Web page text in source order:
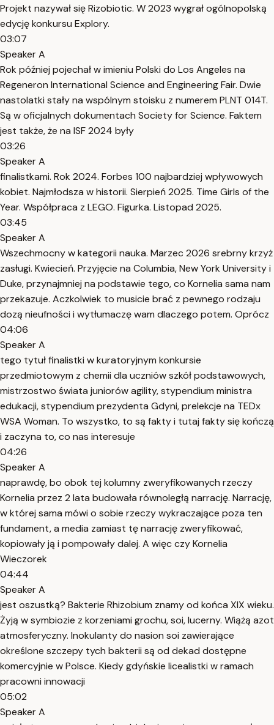
Projekt nazywał się Rizobiotic. W 2023 wygrał ogólnopolską
edycję konkursu Explory.
03:07
Speaker A
Rok później pojechał w imieniu Polski do Los Angeles na
Regeneron International Science and Engineering Fair. Dwie
nastolatki stały na wspólnym stoisku z numerem PLNT 014T.
Są w oficjalnych dokumentach Society for Science. Faktem
jest także, że na ISF 2024 były
03:26
Speaker A
finalistkami. Rok 2024. Forbes 100 najbardziej wpływowych
kobiet. Najmłodsza w historii. Sierpień 2025. Time Girls of the
Year. Współpraca z LEGO. Figurka. Listopad 2025.
03:45
Speaker A
Wszechmocny w kategorii nauka. Marzec 2026 srebrny krzyż
zasługi. Kwiecień. Przyjęcie na Columbia, New York University i
Duke, przynajmniej na podstawie tego, co Kornelia sama nam
przekazuje. Aczkolwiek to musicie brać z pewnego rodzaju
dozą nieufności i wytłumaczę wam dlaczego potem. Oprócz
04:06
Speaker A
tego tytuł finalistki w kuratoryjnym konkursie
przedmiotowym z chemii dla uczniów szkół podstawowych,
mistrzostwo świata juniorów agility, stypendium ministra
edukacji, stypendium prezydenta Gdyni, prelekcje na TEDx
WSA Woman. To wszystko, to są fakty i tutaj fakty się kończą
i zaczyna to, co nas interesuje
04:26
Speaker A
naprawdę, bo obok tej kolumny zweryfikowanych rzeczy
Kornelia przez 2 lata budowała równoległą narrację. Narrację,
w której sama mówi o sobie rzeczy wykraczające poza ten
fundament, a media zamiast tę narrację zweryfikować,
kopiowały ją i pompowały dalej. A więc czy Kornelia
Wieczorek
04:44
Speaker A
jest oszustką? Bakterie Rhizobium znamy od końca XIX wieku.
Żyją w symbiozie z korzeniami grochu, soi, lucerny. Wiążą azot
atmosferyczny. Inokulanty do nasion soi zawierające
określone szczepy tych bakterii są od dekad dostępne
komercyjnie w Polsce. Kiedy gdyńskie licealistki w ramach
pracowni innowacji
05:02
Speaker A